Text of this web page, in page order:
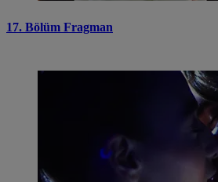
17. Bölüm Fragman